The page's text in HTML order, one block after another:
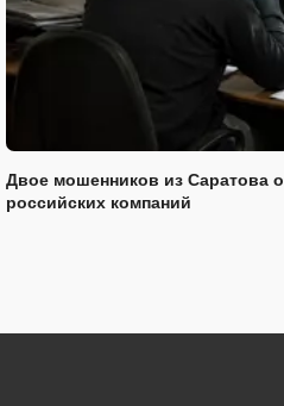
Двое мошенников из Саратова
российских компаний